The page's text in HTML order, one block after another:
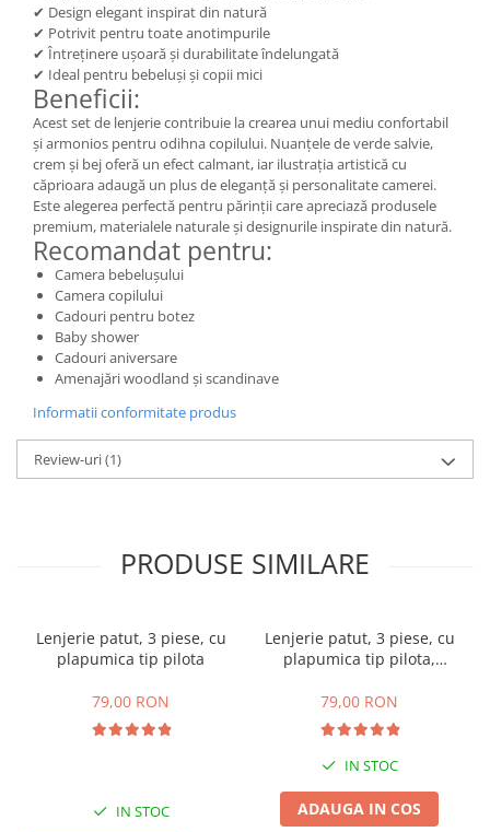
✔ Design elegant inspirat din natură
✔ Potrivit pentru toate anotimpurile
✔ Întreținere ușoară și durabilitate îndelungată
✔ Ideal pentru bebeluși și copii mici
Beneficii:
Acest set de lenjerie contribuie la crearea unui mediu confortabil
și armonios pentru odihna copilului. Nuanțele de verde salvie,
crem și bej oferă un efect calmant, iar ilustrația artistică cu
căprioara adaugă un plus de eleganță și personalitate camerei.
Este alegerea perfectă pentru părinții care apreciază produsele
premium, materialele naturale și designurile inspirate din natură.
Recomandat pentru:
Camera bebelușului
Camera copilului
Cadouri pentru botez
Baby shower
Cadouri aniversare
Amenajări woodland și scandinave
Informatii conformitate produs
Review-uri(1)
PRODUSE SIMILARE
Lenjerie patut, 3 piese, cu
plapumica tip pilota
79,00 RON
IN STOC
Lenjerie patut, 3 piese, cu
plapumica tip pilota,
79,00 RON
IN STOC
ADAUGA IN COS